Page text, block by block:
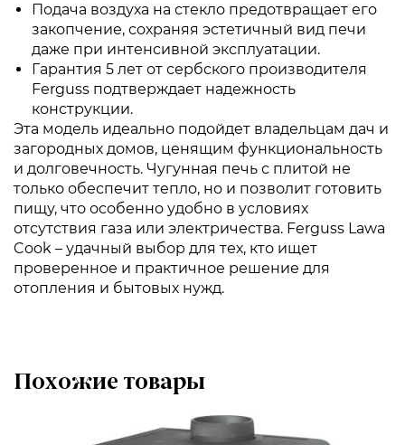
Подача воздуха на стекло предотвращает его
закопчение, сохраняя эстетичный вид печи
даже при интенсивной эксплуатации.
Гарантия 5 лет от сербского производителя
Ferguss подтверждает надежность
конструкции.
Эта модель идеально подойдет владельцам дач и
загородных домов, ценящим функциональность
и долговечность. Чугунная печь с плитой не
только обеспечит тепло, но и позволит готовить
пищу, что особенно удобно в условиях
отсутствия газа или электричества. Ferguss Lawa
Cook – удачный выбор для тех, кто ищет
проверенное и практичное решение для
отопления и бытовых нужд.
Похожие товары